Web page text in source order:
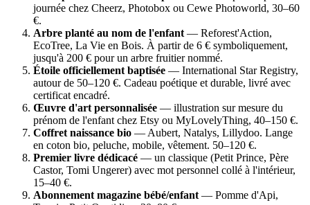
journée chez Cheerz, Photobox ou Cewe Photoworld, 30–60
€.
Arbre planté au nom de l'enfant — Reforest'Action,
EcoTree, La Vie en Bois. À partir de 6 € symboliquement,
jusqu'à 200 € pour un arbre fruitier nommé.
Étoile officiellement baptisée — International Star Registry,
autour de 50–120 €. Cadeau poétique et durable, livré avec
certificat encadré.
Œuvre d'art personnalisée — illustration sur mesure du
prénom de l'enfant chez Etsy ou MyLovelyThing, 40–150 €.
Coffret naissance bio — Aubert, Natalys, Lillydoo. Lange
en coton bio, peluche, mobile, vêtement. 50–120 €.
Premier livre dédicacé — un classique (Petit Prince, Père
Castor, Tomi Ungerer) avec mot personnel collé à l'intérieur,
15–40 €.
Abonnement magazine bébé/enfant — Pomme d'Api,